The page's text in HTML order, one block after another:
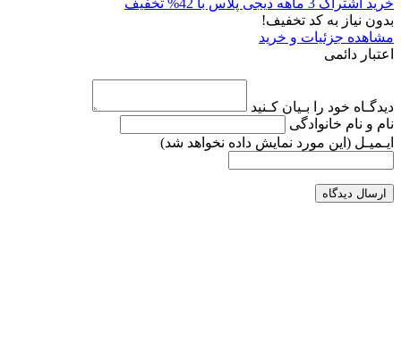
خرید اشتراک 3 ماهه دیجی پلاس با 42% تخفیف
بدون نیاز به کد تخفیف!
مشاهده جزئیات و خرید
اعتبار دائمی
دیدگـاه خود را بـیان کـنید
نام و نام خانوادگی
ایـمیـل (این مورد نمایش داده نخواهد شد)
ارسال دیدگاه